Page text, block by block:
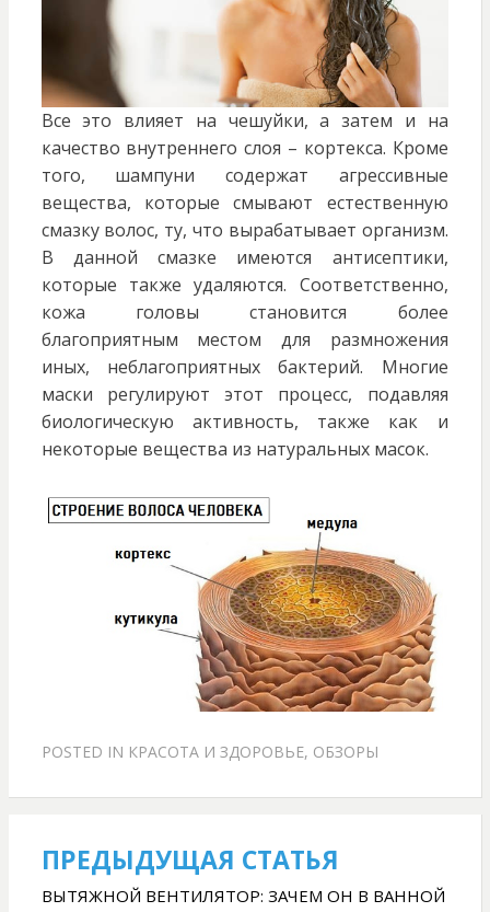
Все это влияет на чешуйки, а затем и на
качество внутреннего слоя – кортекса. Кроме
того, шампуни содержат агрессивные
вещества, которые смывают естественную
смазку волос, ту, что вырабатывает организм.
В данной смазке имеются антисептики,
которые также удаляются. Соответственно,
кожа головы становится более
благоприятным местом для размножения
иных, неблагоприятных бактерий. Многие
маски регулируют этот процесс, подавляя
биологическую активность, также как и
некоторые вещества из натуральных масок.
POSTED IN КРАСОТА И ЗДОРОВЬЕ, ОБЗОРЫ
Навигация
по
ПРЕДЫДУЩАЯ СТАТЬЯ
ВЫТЯЖНОЙ ВЕНТИЛЯТОР: ЗАЧЕМ ОН В ВАННОЙ